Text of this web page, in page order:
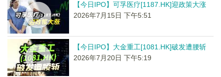
【今日IPO】可孚医疗[1187.HK]迎政策大涨
2026年7月15日 下午5:51
【今日IPO】大金重工[1081.HK]破发遭腰斩
2026年7月20日 下午5:19